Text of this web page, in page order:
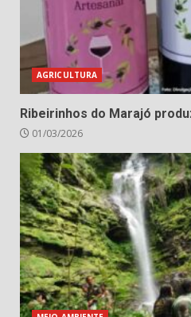
AGRICULTURA
Ribeirinhos do Marajó
01/03/2026